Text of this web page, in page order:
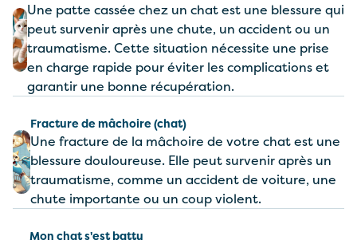
Une patte cassée chez un chat est une blessure qui
peut survenir après une chute, un accident ou un
traumatisme. Cette situation nécessite une prise
en charge rapide pour éviter les complications et
garantir une bonne récupération.
Fracture de mâchoire (chat)
Une fracture de la mâchoire de votre chat est une
blessure douloureuse. Elle peut survenir après un
traumatisme, comme un accident de voiture, une
chute importante ou un coup violent.
Mon chat s'est battu